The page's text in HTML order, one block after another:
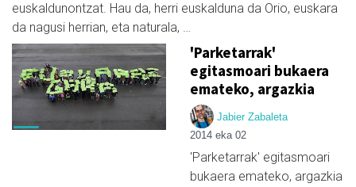
euskaldunontzat. Hau da, herri euskalduna da Orio, euskara
da nagusi herrian, eta naturala, …
'Parketarrak'
egitasmoari bukaera
emateko, argazkia
Jabier Zabaleta
2014 eka 02
'Parketarrak' egitasmoari
bukaera emateko, argazkia